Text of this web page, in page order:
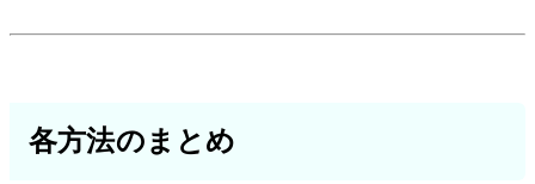
各方法のまとめ